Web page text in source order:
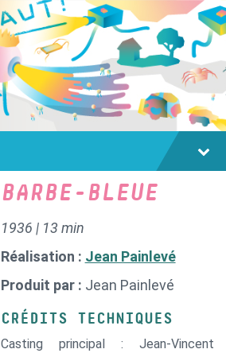
BARBE-BLEUE
1936 | 13 min
Réalisation : Jean Painlevé
Produit par : Jean Painlevé
CRÉDITS TECHNIQUES
Casting principal : Jean-Vincent